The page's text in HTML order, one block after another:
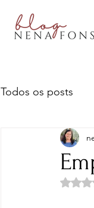
Todos os posts
Livros- Nena
Sobre